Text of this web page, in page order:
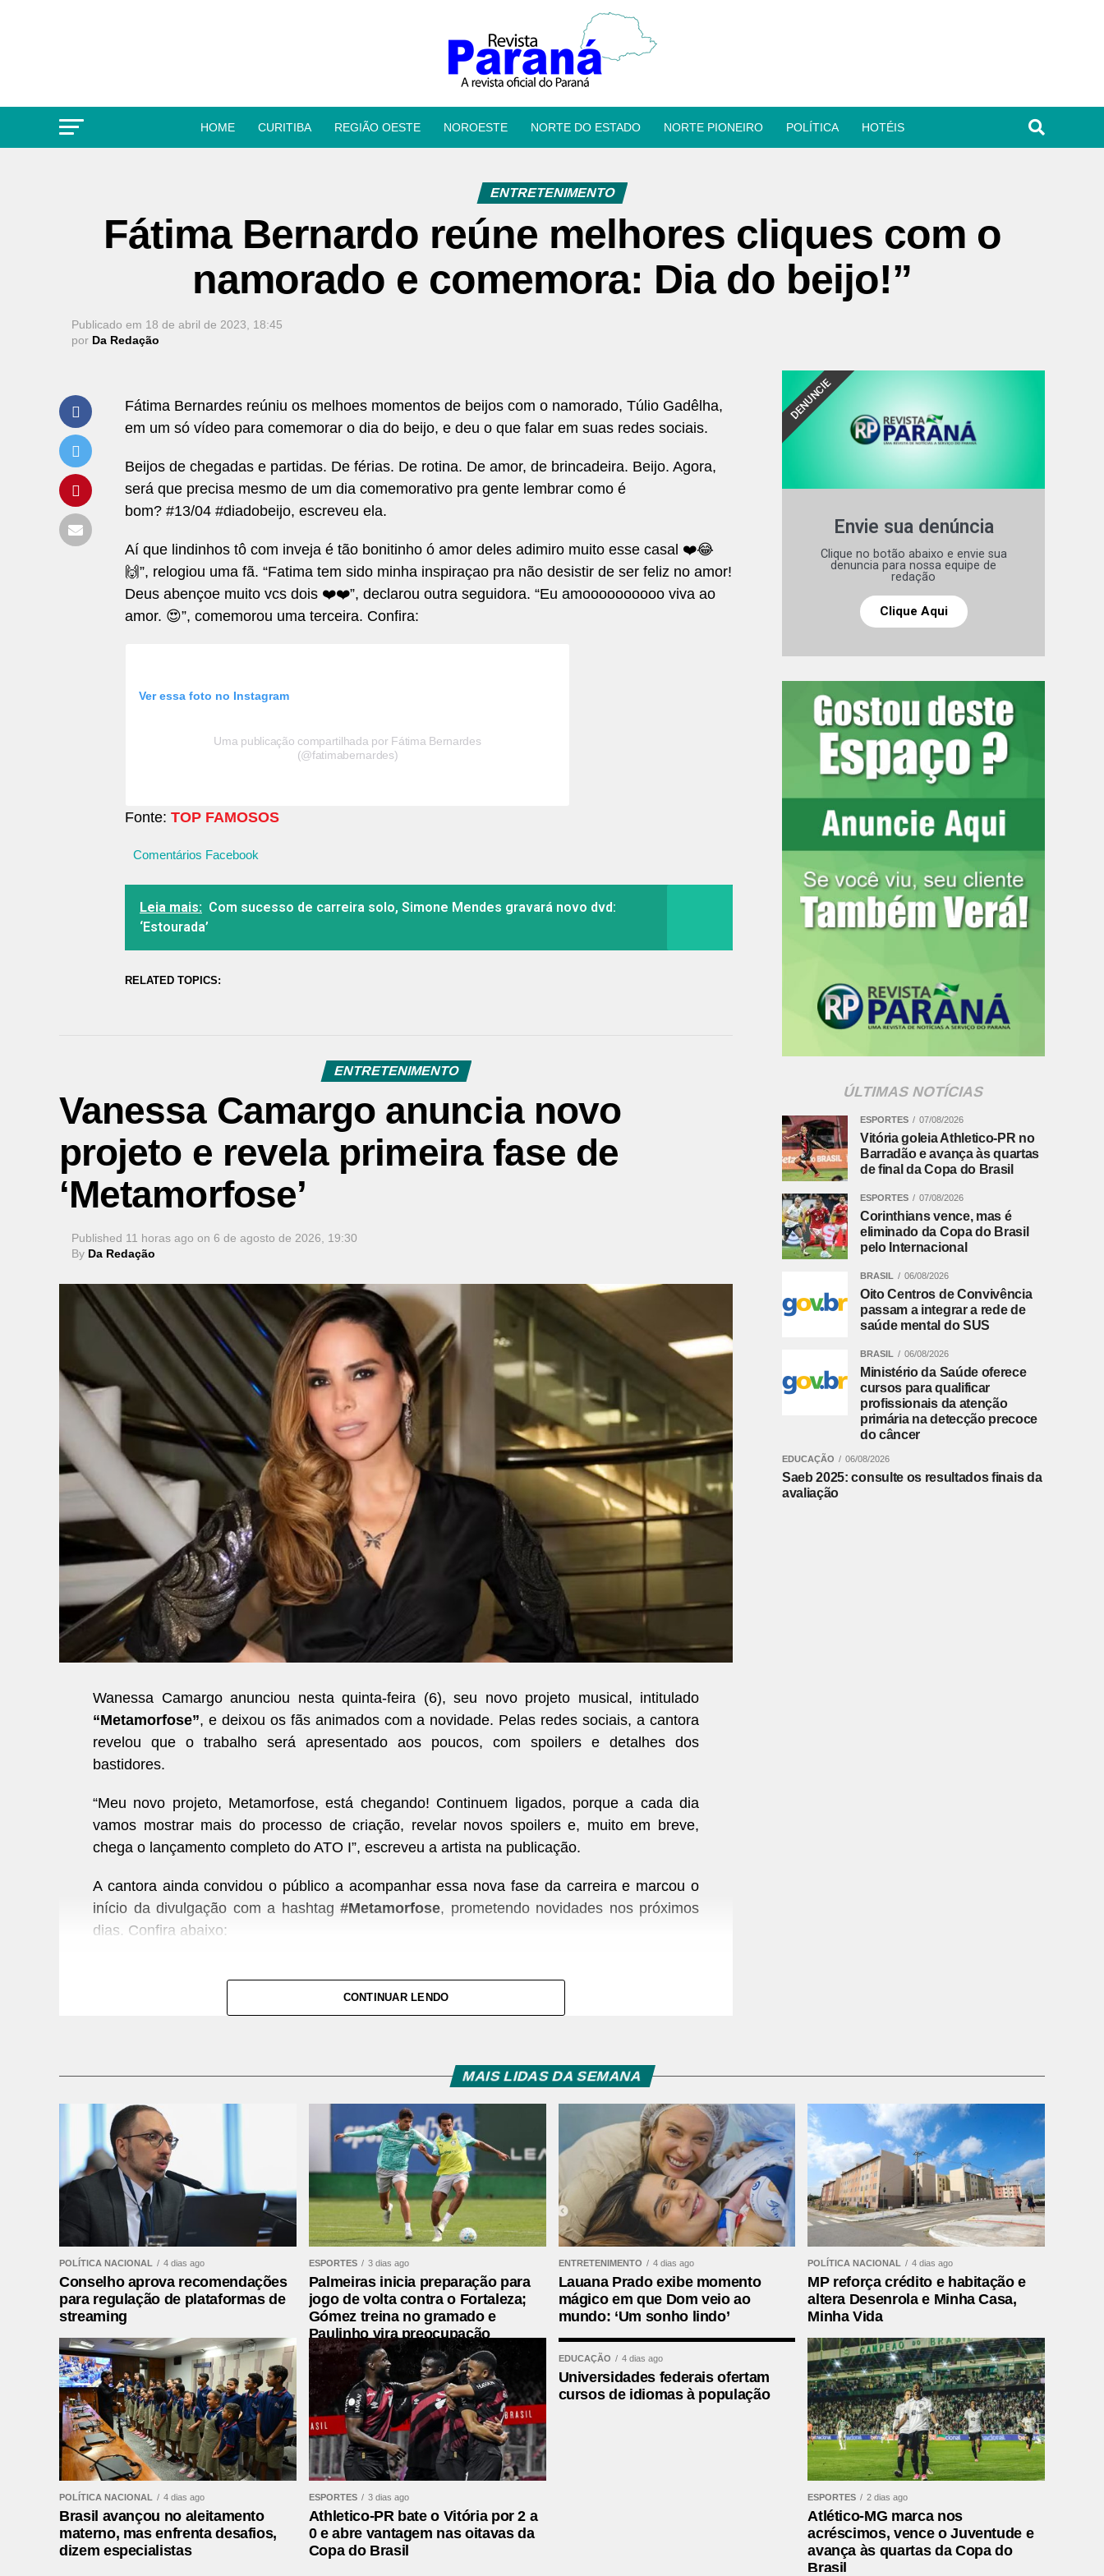
HOME CURITIBA REGIÃO OESTE NOROESTE NORTE DO ESTADO NORTE PIONEIRO POLÍTICA HOTÉIS
ENTRETENIMENTO
Fátima Bernardo reúne melhores cliques com o
namorado e comemora: Dia do beijo!”
Publicado em 18 de abril de 2023, 18:45
por Da Redação
Fátima Bernardes reúniu os melhoes momentos de beijos com o namorado, Túlio Gadêlha,
em um só vídeo para comemorar o dia do beijo, e deu o que falar em suas redes sociais.
Beijos de chegadas e partidas. De férias. De rotina. De amor, de brincadeira. Beijo. Agora,
será que precisa mesmo de um dia comemorativo pra gente lembrar como é
bom? #13/04 #diadobeijo, escreveu ela.
Aí que lindinhos tô com inveja é tão bonitinho ó amor deles adimiro muito esse casal ❤️😂
🙌”, relogiou uma fã. “Fatima tem sido minha inspiraçao pra não desistir de ser feliz no amor!
Deus abençoe muito vcs dois ❤️❤️”, declarou outra seguidora. “Eu amoooooooooo viva ao
amor. 😍”, comemorou uma terceira. Confira:
Ver essa foto no Instagram
Uma publicação compartilhada por Fátima Bernardes
(@fatimabernardes)
Fonte: TOP FAMOSOS
Comentários Facebook
Leia mais: Com sucesso de carreira solo, Simone Mendes gravará novo dvd:
‘Estourada’
RELATED TOPICS:
ENTRETENIMENTO
Vanessa Camargo anuncia novo
projeto e revela primeira fase de
‘Metamorfose’
Published 11 horas ago on 6 de agosto de 2026, 19:30
By Da Redação
Wanessa Camargo anunciou nesta quinta-feira (6), seu novo projeto musical, intitulado
“Metamorfose”, e deixou os fãs animados com a novidade. Pelas redes sociais, a cantora
revelou que o trabalho será apresentado aos poucos, com spoilers e detalhes dos
bastidores.
“Meu novo projeto, Metamorfose, está chegando! Continuem ligados, porque a cada dia
vamos mostrar mais do processo de criação, revelar novos spoilers e, muito em breve,
chega o lançamento completo do ATO I”, escreveu a artista na publicação.
A cantora ainda convidou o público a acompanhar essa nova fase da carreira e marcou o
início da divulgação com a hashtag #Metamorfose, prometendo novidades nos próximos
dias. Confira abaixo:
Um post compartilhado por Wanessa Camargo (@wanessa)
Fonte:TOP FAMOSOS
Comentários Facebook
Leia mais:
Renata Silveira realiza sonho histórico ao narrar Copa do Mundo
direto do estádio
CONTINUAR LENDO
Envie sua denúncia
Clique no botão abaixo e envie sua
denuncia para nossa equipe de
redação
Clique Aqui
DENUNCIE
ÚLTIMAS NOTÍCIAS
ESPORTES 07/08/2026
Vitória goleia Athletico-PR no
Barradão e avança às quartas
de final da Copa do Brasil
ESPORTES 07/08/2026
Corinthians vence, mas é
eliminado da Copa do Brasil
pelo Internacional
BRASIL 06/08/2026
Oito Centros de Convivência
passam a integrar a rede de
saúde mental do SUS
BRASIL 06/08/2026
Ministério da Saúde oferece
cursos para qualificar
profissionais da atenção
primária na detecção precoce
do câncer
EDUCAÇÃO 06/08/2026
Saeb 2025: consulte os resultados finais da
avaliação
MAIS LIDAS DA SEMANA
POLÍTICA NACIONAL 4 dias ago
Conselho aprova recomendações
para regulação de plataformas de
streaming
ESPORTES 3 dias ago
Palmeiras inicia preparação para
jogo de volta contra o Fortaleza;
Gómez treina no gramado e
Paulinho vira preocupação
ENTRETENIMENTO 4 dias ago
Lauana Prado exibe momento
mágico em que Dom veio ao
mundo: ‘Um sonho lindo’
POLÍTICA NACIONAL 4 dias ago
MP reforça crédito e habitação e
altera Desenrola e Minha Casa,
Minha Vida
POLÍTICA NACIONAL 4 dias ago
Brasil avançou no aleitamento
materno, mas enfrenta desafios,
dizem especialistas
ESPORTES 3 dias ago
Athletico-PR bate o Vitória por 2 a
0 e abre vantagem nas oitavas da
Copa do Brasil
EDUCAÇÃO 4 dias ago
Universidades federais ofertam
cursos de idiomas à população
ESPORTES 2 dias ago
Atlético-MG marca nos
acréscimos, vence o Juventude e
avança às quartas da Copa do
Brasil